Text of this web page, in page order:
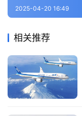
2025-04-20 16:49
相关推荐